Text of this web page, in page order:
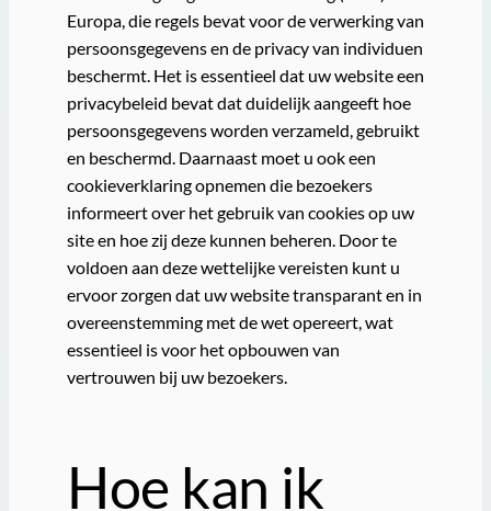
Europa, die regels bevat voor de verwerking van
persoonsgegevens en de privacy van individuen
beschermt. Het is essentieel dat uw website een
privacybeleid bevat dat duidelijk aangeeft hoe
persoonsgegevens worden verzameld, gebruikt
en beschermd. Daarnaast moet u ook een
cookieverklaring opnemen die bezoekers
informeert over het gebruik van cookies op uw
site en hoe zij deze kunnen beheren. Door te
voldoen aan deze wettelijke vereisten kunt u
ervoor zorgen dat uw website transparant en in
overeenstemming met de wet opereert, wat
essentieel is voor het opbouwen van
vertrouwen bij uw bezoekers.
Hoe kan ik